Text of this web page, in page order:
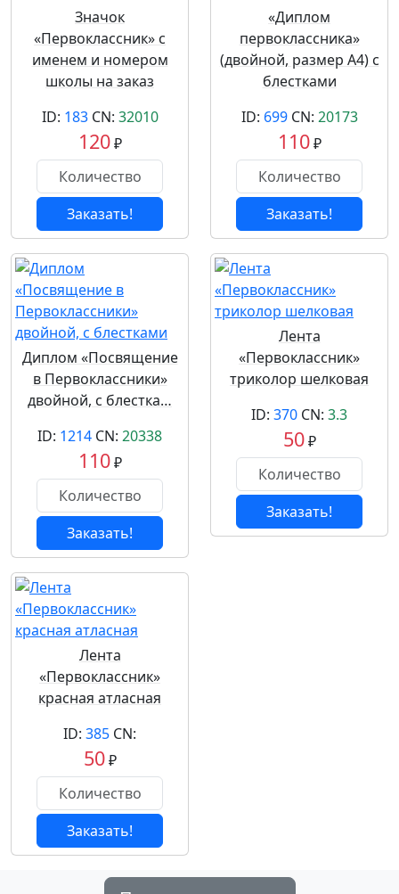
Значок
«Первоклассник» с
именем и номером
школы на заказ
ID: 183CN: 32010
120₽
Заказать!
«Диплом
первоклассника»
(двойной, размер А4) с
блестками
ID: 699CN: 20173
110₽
Заказать!
Диплом «Посвящение
в Первоклассники»
двойной, с блестка…
ID: 1214 CN: 20338
110₽
Заказать!
Лента
«Первоклассник»
триколор шелковая
ID: 370 CN: 3.3
50₽
Заказать!
Лента
«Первоклассник»
красная атласная
ID: 385 CN:
50₽
Заказать!